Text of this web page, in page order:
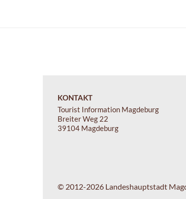
KONTAKT
Tourist Information Magdeburg
Breiter Weg 22
39104 Magdeburg
© 2012-2026 Landeshauptstadt